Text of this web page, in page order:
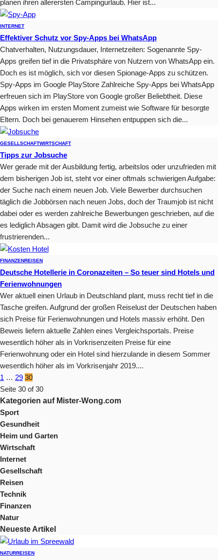
planen ihren allerersten Campingurlaub. Hier ist...
INTERNET
Effektiver Schutz vor Spy-Apps bei WhatsApp
Chatverhalten, Nutzungsdauer, Internetzeiten: Sogenannte Spy-
Apps greifen tief in die Privatsphäre von Nutzern von WhatsApp ein.
Doch es ist möglich, sich vor diesen Spionage-Apps zu schützen.
Spy-Apps im Google PlayStore Zahlreiche Spy-Apps bei WhatsApp
erfreuen sich im PlayStore von Google großer Beliebtheit. Diese
Apps wirken im ersten Moment zumeist wie Software für besorgte
Eltern. Doch bei genauerem Hinsehen entpuppen sich die...
GESELLSCHAFTWIRTSCHAFT
Tipps zur Jobsuche
Wer gerade mit der Ausbildung fertig, arbeitslos oder unzufrieden mit
dem bisherigen Job ist, steht vor einer oftmals schwierigen Aufgabe:
der Suche nach einem neuen Job. Viele Bewerber durchsuchen
täglich die Jobbörsen nach neuen Jobs, doch der Traumjob ist nicht
dabei oder es werden zahlreiche Bewerbungen geschrieben, auf die
es lediglich Absagen gibt. Damit wird die Jobsuche zu einer
frustrierenden...
FINANZENREISEN
Deutsche Hotellerie in Coronazeiten – So teuer sind Hotels und
Ferienwohnungen
Wer aktuell einen Urlaub in Deutschland plant, muss recht tief in die
Tasche greifen. Aufgrund der großen Reiselust der Deutschen haben
sich Preise für Ferienwohnungen und Hotels massiv erhöht. Den
Beweis liefern aktuelle Zahlen eines Vergleichsportals. Preise
wesentlich höher als in Vorkrisenzeiten Preise für eine
Ferienwohnung oder ein Hotel sind hierzulande in diesem Sommer
wesentlich höher als im Vorkrisenjahr 2019....
1 … 29 30
Seite 30 of 30
Kategorien auf Mister-Wong.com
Sport
Gesundheit
Heim und Garten
Wirtschaft
Internet
Gesellschaft
Reisen
Technik
Finanzen
Natur
Neueste Artikel
NATURREISEN